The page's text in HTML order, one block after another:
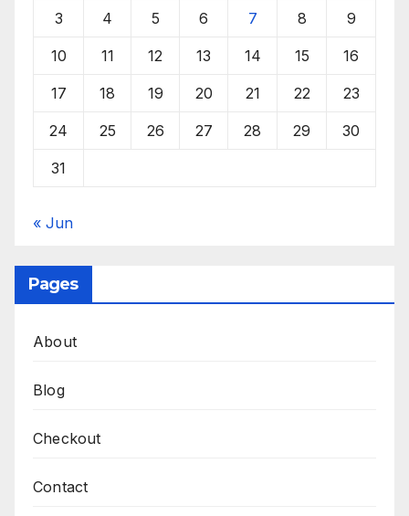
3 4 5 6 7 8 9
10 11 12 13 14 15 16
17 18 19 20 21 22 23
24 25 26 27 28 29 30
31
« Jun
Pages
About
Blog
Checkout
Contact